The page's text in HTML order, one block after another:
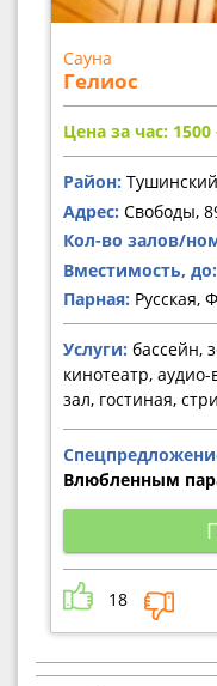
Сауна
Гелиос
Цена за час: 1500
Район: Тушинский
Адрес: Свободы,
Кол-во залов/
Вместимость, до:
Парная: Русская,
Услуги: бассейн,
кинотеатр,
зал, гостиная,
Влюбленным
18